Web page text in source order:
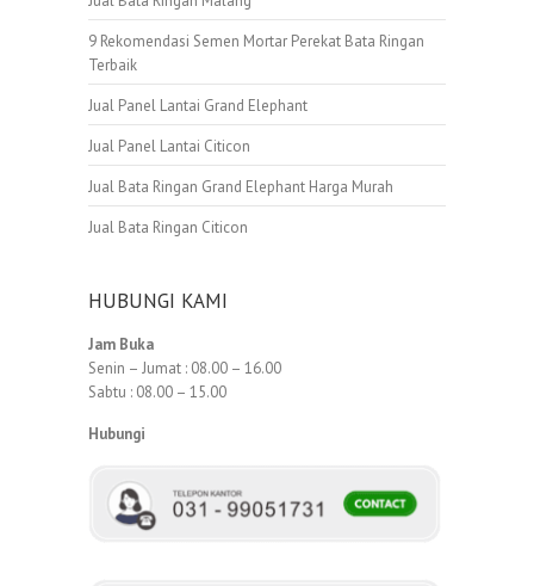
9 Rekomendasi Semen Mortar Perekat Bata Ringan
Terbaik
Jual Panel Lantai Grand Elephant
Jual Panel Lantai Citicon
Jual Bata Ringan Grand Elephant Harga Murah
Jual Bata Ringan Citicon
HUBUNGI KAMI
Jam Buka
Senin – Jumat : 08.00 – 16.00
Sabtu : 08.00 – 15.00
Hubungi